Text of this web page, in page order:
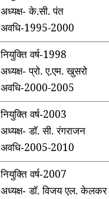
अध्यक्ष- के.सी. पंत
अवधि-1995-2000
नियुक्ति वर्ष-1998
अध्यक्ष- प्रो. ए.एम. खुसरो
अवधि-2000-2005
नियुक्ति वर्ष-2003
अध्यक्ष- डॉ. सी. रंगराजन
अवधि-2005-2010
नियुक्ति वर्ष-2007
अध्यक्ष- डॉ. विजय एल. केलकर